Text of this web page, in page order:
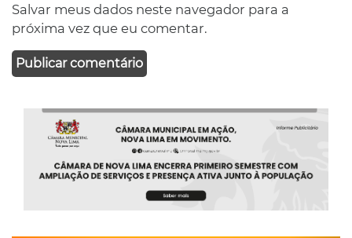
Salvar meus dados neste navegador para a
próxima vez que eu comentar.